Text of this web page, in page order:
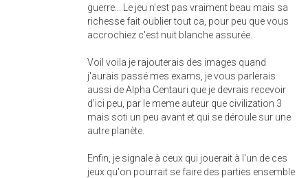
guerre... Le jeu n'est pas vraiment beau mais sa
richesse fait oublier tout ca, pour peu que vous
accrochiez c'est nuit blanche assurée.
Voil voila je rajouterais des images quand
j'aurais passé mes exams, je vous parlerais
aussi de Alpha Centauri que je devrais recevoir
d'ici peu, par le meme auteur que civilization 3
mais soti un peu avant et qui se déroule sur une
autre planète.
Enfin, je signale à ceux qui jouerait à l'un de ces
jeux qu'on pourrait se faire des parties ensemble